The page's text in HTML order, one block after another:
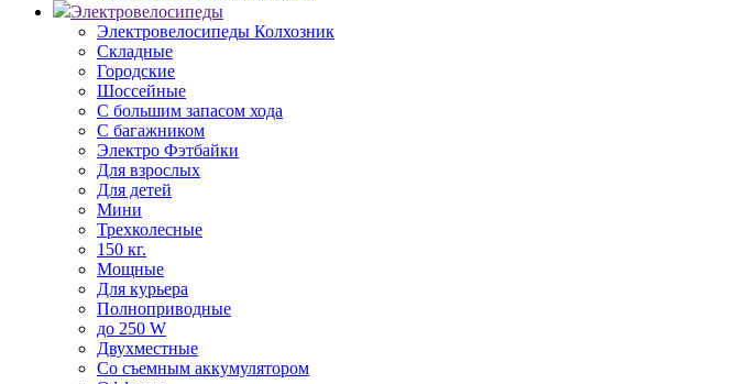
Электровелосипеды
Электровелосипеды Колхозник
Складные
Городские
Шоссейные
С большим запасом хода
С багажником
Электро Фэтбайки
Для взрослых
Для детей
Мини
Трехколесные
150 кг.
Мощные
Для курьера
Полноприводные
до 250 W
Двухместные
Со съемным аккумулятором